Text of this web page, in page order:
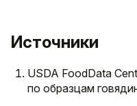
Источники
USDA FoodData
по образцам